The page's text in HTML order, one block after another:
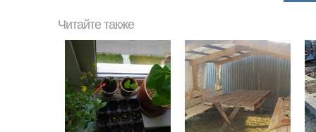
Читайте также